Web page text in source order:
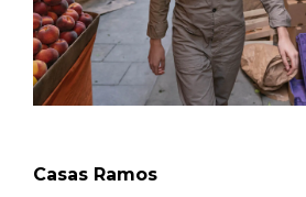
Spots
Casas Ramos